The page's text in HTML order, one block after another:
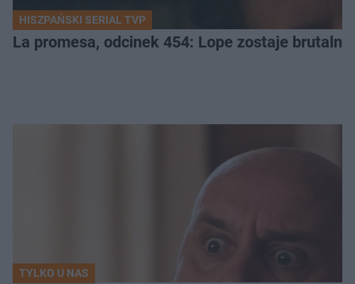
HISZPAŃSKI SERIAL TVP
La promesa, odcinek 454: Lope zostaje
TYLKO U NAS